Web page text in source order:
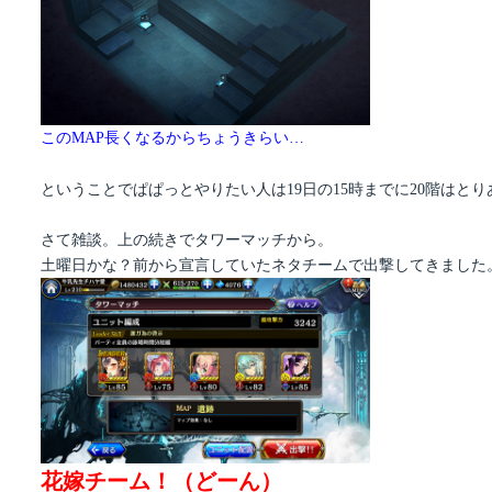
このMAP長くなるからちょうきらい…
ということでぱぱっとやりたい人は19日の15時までに20階はとり
さて雑談。上の続きでタワーマッチから。
土曜日かな？前から宣言していたネタチームで出撃してきました
花嫁チーム！（どーん）